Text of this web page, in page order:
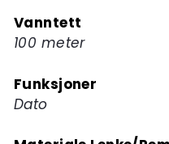
Vanntett
100 meter
Funksjoner
Dato